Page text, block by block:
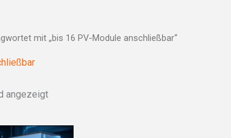
mit „bis 16 PV-Module anschließbar“
angezeigt